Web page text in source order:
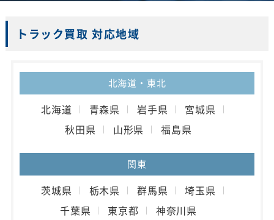
トラック買取 対応地域
北海道・東北
北海道 青森県 岩手県
宮城県
秋田県
山形県 福島県
関東
茨城県 栃木県 群馬県
埼玉県
千葉県
東京都 神奈川県